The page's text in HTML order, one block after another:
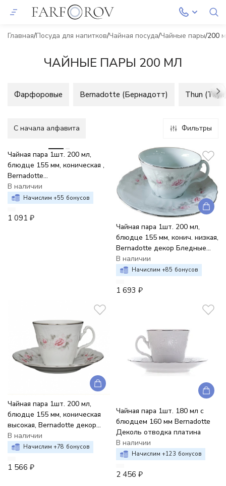
Главная Посуда для напитков Чайная посуда Чайные пары 200
ЧАЙНЫЕ ПАРЫ 200 МЛ
Фарфоровые Bernadotte (Бернадотт) Thun
C начала алфавита Фильтры
Чайная пара 1шт. 200 мл,
блюдце 155 мм, коническая ,
Bernadotte
недекорированный
В наличии
Начислим +55 бонусов
1 091 ₽
Чайная пара 1шт. 200 мл,
блюдце 155 мм, конич. низкая,
Bernadotte декор Бледные
розы, отводка платина
В наличии
Начислим +85 бонусов
1 693 ₽
Чайная пара 1шт. 200 мл,
блюдце 155 мм, коническая
высокая, Bernadotte декор
Бледные розы, отводка
платина
В наличии
Начислим +78 бонусов
1 566 ₽
Чайная пара 1шт. 180 мл с
блюдцем 160 мм Bernadotte
Деколь отводка платина
В наличии
Начислим +123 бонусов
2 456 ₽